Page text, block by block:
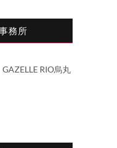
務所
RIO烏丸